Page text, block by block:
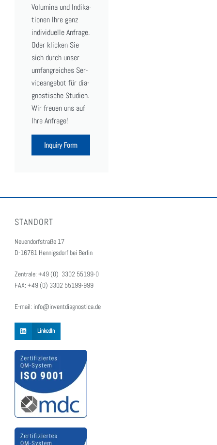
Volu­mi­na und Indi­ka­
tio­nen Ihre ganz
indi­vi­du­el­le Anfra­ge.
Oder kli­cken Sie
sich durch unser
umfang­rei­ches Ser­
vice­an­ge­bot für dia­
gnos­ti­sche Stu­di­en.
Wir freu­en uns auf
Ihre Anfra­ge!
Inquiry Form
STANDORT
Neuendorfstraße 17
D-16761 Hennigsdorf bei Berlin
Zentrale: +49 (0) 3302 55199-0
FAX: +49 (0) 3302 55199-999
E-mail: info@inventdiagnostica.de
LinkedIn